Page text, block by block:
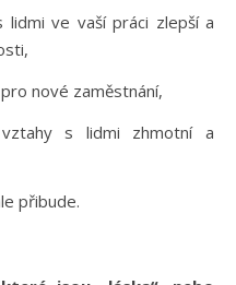
ve vaší práci zlepší a
nové zaměstnání,
s lidmi zhmotní a
přibude.